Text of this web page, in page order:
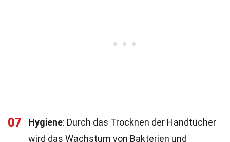
07 Hygiene: Durch das Trocknen der Handtücher
wird das Wachstum von Bakterien und